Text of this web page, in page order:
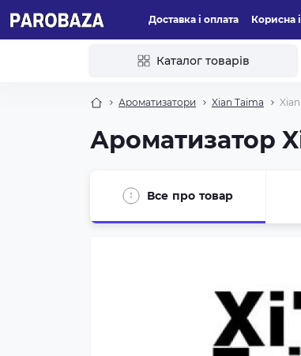
Доставка і оплата Корисна
Каталог товарів
Ароматизатори Xian Taima
Ароматизатор
Все про товар